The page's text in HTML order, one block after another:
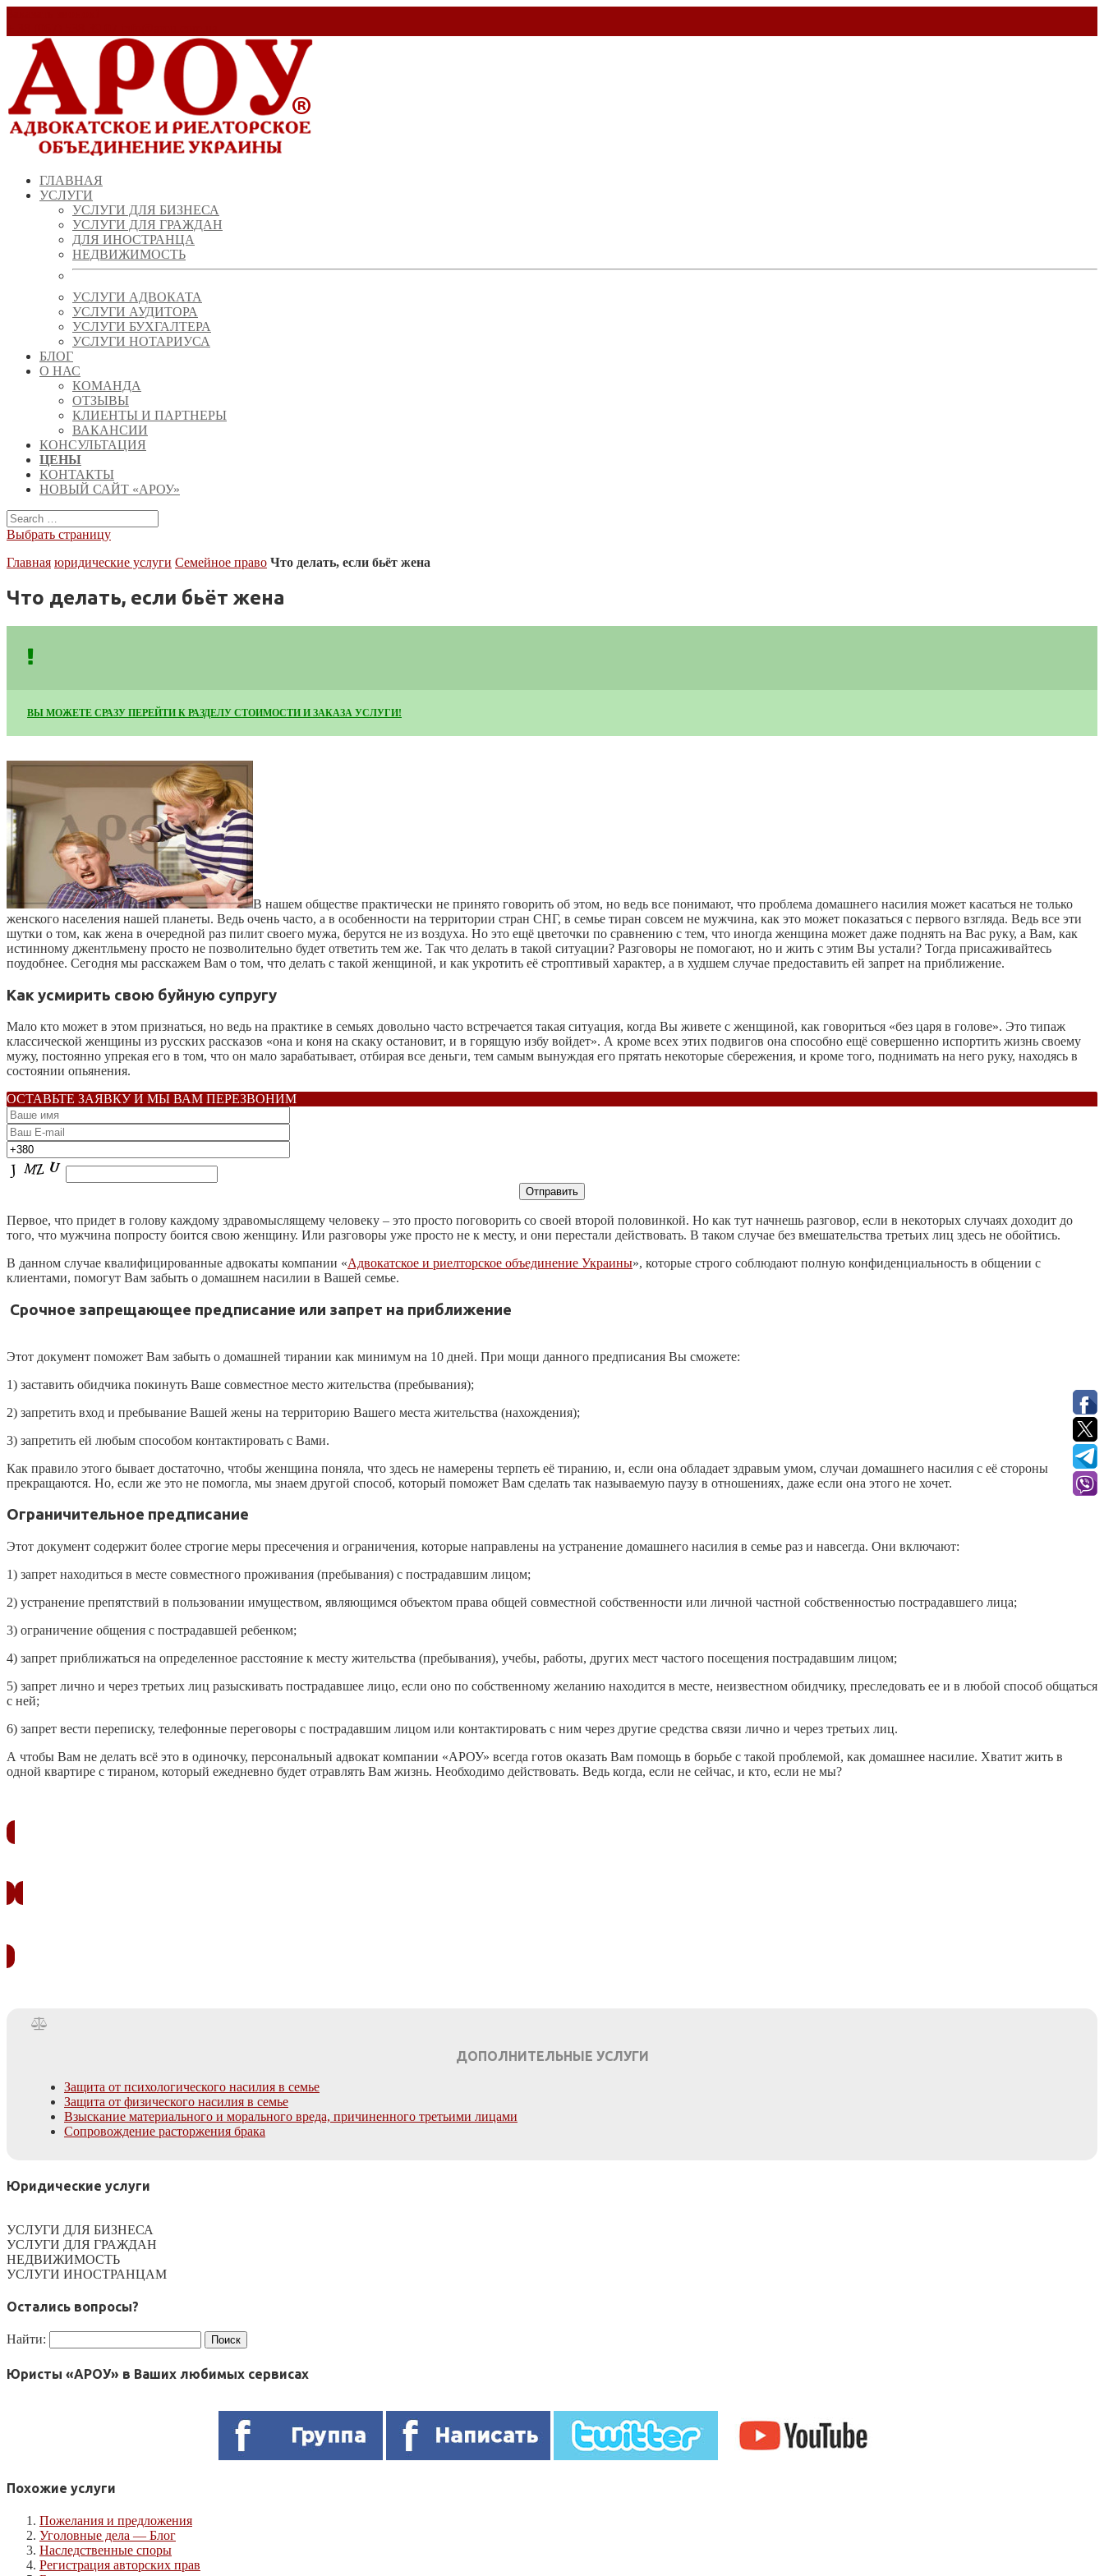
ГЛАВНАЯ
УСЛУГИ
УСЛУГИ ДЛЯ БИЗНЕСА
УСЛУГИ ДЛЯ ГРАЖДАН
ДЛЯ ИНОСТРАНЦА
НЕДВИЖИМОСТЬ
УСЛУГИ АДВОКАТА
УСЛУГИ АУДИТОРА
УСЛУГИ БУХГАЛТЕРА
УСЛУГИ НОТАРИУСА
БЛОГ
О НАС
КОМАНДА
ОТЗЫВЫ
КЛИЕНТЫ И ПАРТНЕРЫ
ВАКАНСИИ
КОНСУЛЬТАЦИЯ
ЦЕНЫ
КОНТАКТЫ
НОВЫЙ САЙТ «АРОУ»
Выбрать страницу
Главная юридические услуги Семейное право Что делать, если бьёт жена
Что делать, если бьёт жена
ВЫ МОЖЕТЕ СРАЗУ ПЕРЕЙТИ К РАЗДЕЛУ СТОИМОСТИ И ЗАКАЗА УСЛУГИ!
В нашем обществе практически не принято говорить об этом, но ведь все понимают, что проблема домашнего насилия может касаться не только
женского населения нашей планеты. Ведь очень часто, а в особенности на территории стран СНГ, в семье тиран совсем не мужчина, как это может показаться с первого взгляда. Ведь все эти
шутки о том, как жена в очередной раз пилит своего мужа, берутся не из воздуха. Но это ещё цветочки по сравнению с тем, что иногда женщина может даже поднять на Вас руку, а Вам, как
истинному джентльмену просто не позволительно будет ответить тем же. Так что делать в такой ситуации? Разговоры не помогают, но и жить с этим Вы устали? Тогда присаживайтесь
поудобнее. Сегодня мы расскажем Вам о том, что делать с такой женщиной, и как укротить её строптивый характер, а в худшем случае предоставить ей запрет на приближение.
Как усмирить свою буйную супругу
Мало кто может в этом признаться, но ведь на практике в семьях довольно часто встречается такая ситуация, когда Вы живете с женщиной, как говориться «без царя в голове». Это типаж
классической женщины из русских рассказов «она и коня на скаку остановит, и в горящую избу войдет». А кроме всех этих подвигов она способно ещё совершенно испортить жизнь своему
мужу, постоянно упрекая его в том, что он мало зарабатывает, отбирая все деньги, тем самым вынуждая его прятать некоторые сбережения, и кроме того, поднимать на него руку, находясь в
состоянии опьянения.
ОСТАВЬТЕ ЗАЯВКУ И МЫ ВАМ ПЕРЕЗВОНИМ
Первое, что придет в голову каждому здравомыслящему человеку – это просто поговорить со своей второй половинкой. Но как тут начнешь разговор, если в некоторых случаях доходит до
того, что мужчина попросту боится свою женщину. Или разговоры уже просто не к месту, и они перестали действовать. В таком случае без вмешательства третьих лиц здесь не обойтись.
В данном случае квалифицированные адвокаты компании «Адвокатское и риелторское объединение Украины», которые строго соблюдают полную конфиденциальность в общении с
клиентами, помогут Вам забыть о домашнем насилии в Вашей семье.
Срочное запрещающее предписание или запрет на приближение
Этот документ поможет Вам забыть о домашней тирании как минимум на 10 дней. При мощи данного предписания Вы сможете:
1) заставить обидчика покинуть Ваше совместное место жительства (пребывания);
2) запретить вход и пребывание Вашей жены на территорию Вашего места жительства (нахождения);
3) запретить ей любым способом контактировать с Вами.
Как правило этого бывает достаточно, чтобы женщина поняла, что здесь не намерены терпеть её тиранию, и, если она обладает здравым умом, случаи домашнего насилия с её стороны
прекращаются. Но, если же это не помогла, мы знаем другой способ, который поможет Вам сделать так называемую паузу в отношениях, даже если она этого не хочет.
Ограничительное предписание
Этот документ содержит более строгие меры пресечения и ограничения, которые направлены на устранение домашнего насилия в семье раз и навсегда. Они включают:
1) запрет находиться в месте совместного проживания (пребывания) с пострадавшим лицом;
2) устранение препятствий в пользовании имуществом, являющимся объектом права общей совместной собственности или личной частной собственностью пострадавшего лица;
3) ограничение общения с пострадавшей ребенком;
4) запрет приближаться на определенное расстояние к месту жительства (пребывания), учебы, работы, других мест частого посещения пострадавшим лицом;
5) запрет лично и через третьих лиц разыскивать пострадавшее лицо, если оно по собственному желанию находится в месте, неизвестном обидчику, преследовать ее и в любой способ общаться
с ней;
6) запрет вести переписку, телефонные переговоры с пострадавшим лицом или контактировать с ним через другие средства связи лично и через третьих лиц.
А чтобы Вам не делать всё это в одиночку, персональный адвокат компании «АРОУ» всегда готов оказать Вам помощь в борьбе с такой проблемой, как домашнее насилие. Хватит жить в
одной квартире с тираном, который ежедневно будет отравлять Вам жизнь. Необходимо действовать. Ведь когда, если не сейчас, и кто, если не мы?
ДОПОЛНИТЕЛЬНЫЕ УСЛУГИ
Защита от психологического насилия в семье
Защита от физического насилия в семье
Взыскание материального и морального вреда, причиненного третьими лицами
Сопровождение расторжения брака
Юридические услуги
УСЛУГИ ДЛЯ БИЗНЕСА
УСЛУГИ ДЛЯ ГРАЖДАН
НЕДВИЖИМОСТЬ
УСЛУГИ ИНОСТРАНЦАМ
Остались вопросы?
Найти:
Юристы «АРОУ» в Ваших любимых сервисах
Похожие услуги
Пожелания и предложения
Уголовные дела — Блог
Наследственные споры
Регистрация авторских прав